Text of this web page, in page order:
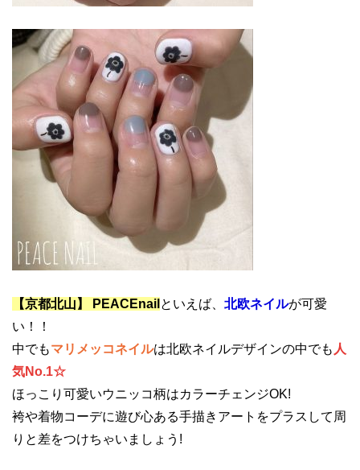
【京都北山】 PEACEnail といえば、 北欧ネイルが可愛
い！！
中でもマリメッコネイルは北欧ネイルデザインの中でも 人
気No.1☆
ほっこり可愛いウニッコ柄はカラーチェンジOK!
袴や着物コーデに遊び心ある手描きアートをプラスして周
りと差をつけちゃいましょう!